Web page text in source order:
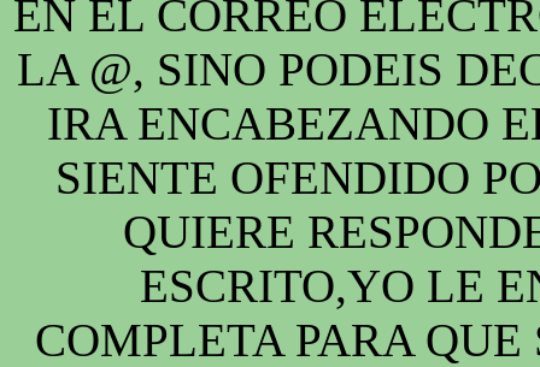
EN EL CORREO
LA @, SINO PODEIS
IRA ENCABEZANDO
SIENTE OFENDIDO
QUIERE
ESCRITO,YO LE
COMPLETA PARA